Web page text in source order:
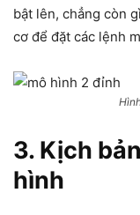
bật lên, chẳng còn
cơ để đặt các lệnh
3. Kịch
hình